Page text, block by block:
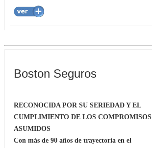
Boston Seguros
RECONOCIDA POR SU SERIEDAD Y EL
CUMPLIMIENTO DE LOS COMPROMISOS
ASUMIDOS
Con más de 90 años de trayectoria en el